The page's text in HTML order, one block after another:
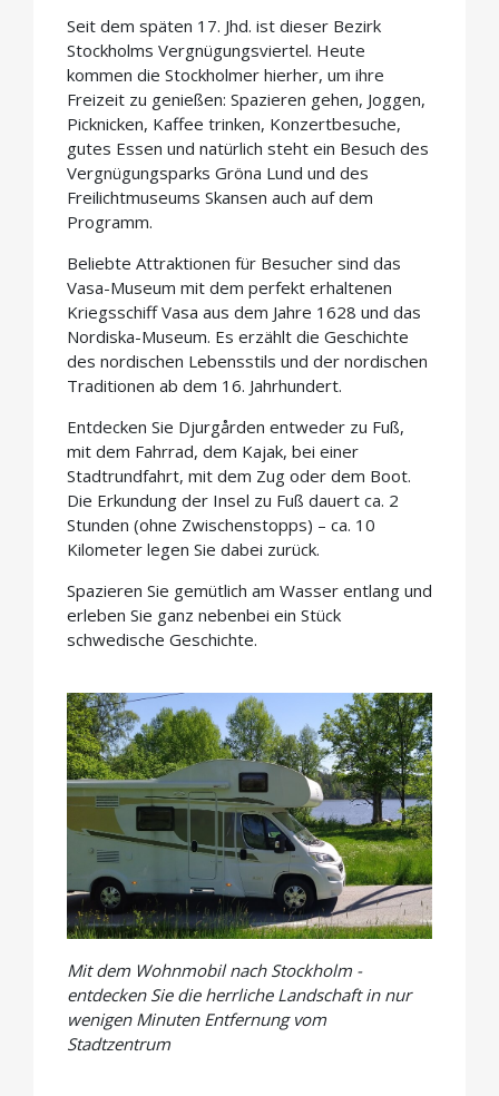
Seit dem späten 17. Jhd. ist dieser Bezirk
Stockholms Vergnügungsviertel. Heute
kommen die Stockholmer hierher, um ihre
Freizeit zu genießen: Spazieren gehen, Joggen,
Picknicken, Kaffee trinken, Konzertbesuche,
gutes Essen und natürlich steht ein Besuch des
Vergnügungsparks Gröna Lund und des
Freilichtmuseums Skansen auch auf dem
Programm.
Beliebte Attraktionen für Besucher sind das
Vasa-Museum mit dem perfekt erhaltenen
Kriegsschiff Vasa aus dem Jahre 1628 und das
Nordiska-Museum. Es erzählt die Geschichte
des nordischen Lebensstils und der nordischen
Traditionen ab dem 16. Jahrhundert.
Entdecken Sie Djurgården entweder zu Fuß,
mit dem Fahrrad, dem Kajak, bei einer
Stadtrundfahrt, mit dem Zug oder dem Boot.
Die Erkundung der Insel zu Fuß dauert ca. 2
Stunden (ohne Zwischenstopps) – ca. 10
Kilometer legen Sie dabei zurück.
Spazieren Sie gemütlich am Wasser entlang und
erleben Sie ganz nebenbei ein Stück
schwedische Geschichte.
Mit dem Wohnmobil nach Stockholm -
entdecken Sie die herrliche Landschaft in nur
wenigen Minuten Entfernung vom
Stadtzentrum